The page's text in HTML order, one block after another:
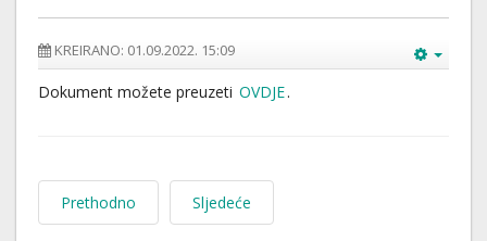
KREIRANO: 01.09.2022. 15:09
Dokument možete preuzeti OVDJE.
Prethodno Sljedeće